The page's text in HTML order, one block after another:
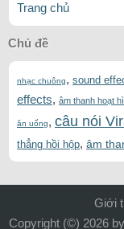
Trang chủ
Chủ đề
nhạc chuông, sound
effects, âm thanh hoạt
ăn uống, câu nói
thẳng hồi hộp, âm
Giới
Copyright (©) 2026 by